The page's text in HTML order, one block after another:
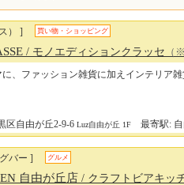
） ] 買い物・ショッピング
/ モノエディションクラッセ （
、ファッション雑貨に加えインテリア
区自由が丘2-9-6 Luz自由が丘 1F 最寄駅: 自
バー ] グルメ
自由が丘店 / クラフトビアキッ